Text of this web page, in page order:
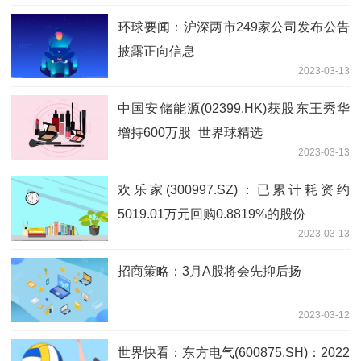
环球要闻：沪深两市249家公司发布公告
披露正向信息
2023-03-13
中国安储能源(02399.HK)获股东王秀华
增持600万股_世界球精选
2023-03-13
欢乐家(300997.SZ)：已累计耗资约
5019.01万元回购0.8819%的股份
2023-03-13
招商策略：3月A股将会先抑后扬
2023-03-12
世界快看：东方电气(600875.SH)：2022